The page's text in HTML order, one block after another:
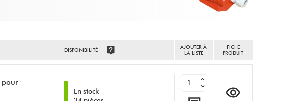
DISPONIBILITÉ
AJOUTER À
LA LISTE
FICHE
PRODUIT
pour
En stock